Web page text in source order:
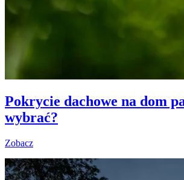
Pokrycie dachowe na dom
wybrać?
Zobacz